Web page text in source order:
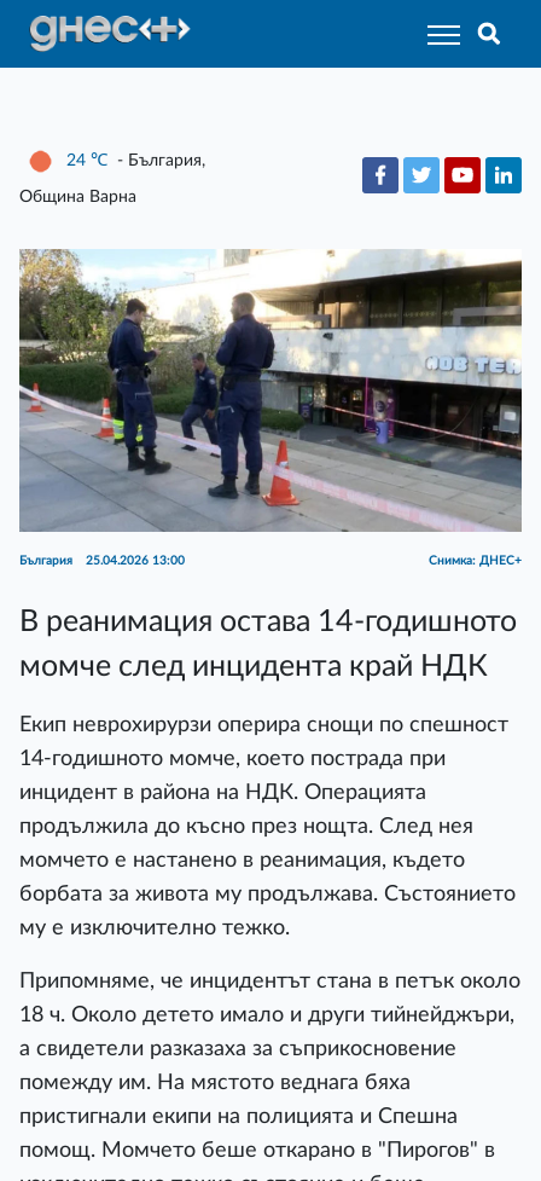
24 ℃ - България,
Община Варна
България 25.04.2026 13:00 Снимка: ДНЕС+
В реанимация остава 14-годишното
момче след инцидента край НДК
Екип неврохирурзи оперира снощи по спешност
14-годишното момче, което пострада при
инцидент в района на НДК. Операцията
продължила до късно през нощта. След нея
момчето е настанено в реанимация, където
борбата за живота му продължава. Състоянието
му е изключително тежко.
Припомняме, че инцидентът стана в петък около
18 ч. Около детето имало и други тийнейджъри,
а свидетели разказаха за съприкосновение
помежду им. На мястото веднага бяха
пристигнали екипи на полицията и Спешна
помощ. Момчето беше откарано в "Пирогов" в